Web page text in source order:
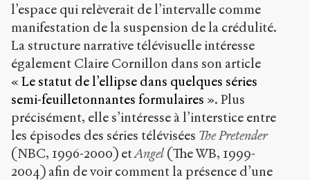
l’espace qui relèverait de l’intervalle comme
manifestation de la suspension de la crédulité.
La structure narrative télévisuelle intéresse
également Claire Cornillon dans son article
« Le statut de l’ellipse dans quelques séries
semi-feuilletonnantes formulaires ». Plus
précisément, elle s’intéresse à l’interstice entre
les épisodes des séries télévisées The Pretender
(NBC, 1996-2000) etAngel(The WB, 1999-
2004) afin de voir comment la présence d’une